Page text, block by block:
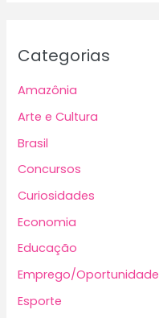
Categorias
Amazônia
Arte e Cultura
Brasil
Concursos
Curiosidades
Economia
Educação
Emprego/Oportunidade
Esporte